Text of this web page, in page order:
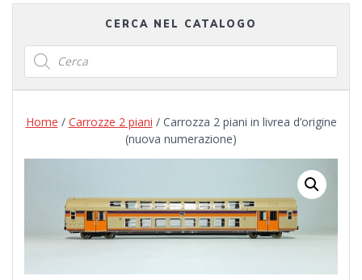
CERCA NEL CATALOGO
Products
Home / Carrozze 2 piani / Carrozza 2 piani in livrea d’origine
(nuova numerazione)